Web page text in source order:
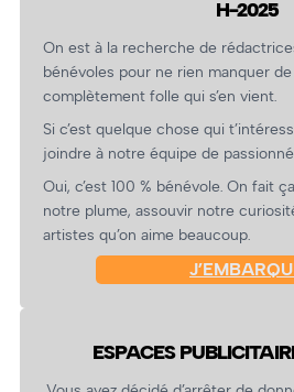
H-2025
On est à la recherche de
bénévoles pour ne rien manquer de
complètement folle qui s’en vient.
Si c’est quelque chose qui
joindre à notre équipe de
Oui, c’est 100 % bénévole. On fait
notre plume, assouvir notre
artistes qu’on aime beaucoup.
ESPACES